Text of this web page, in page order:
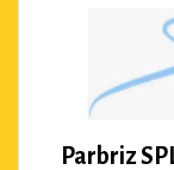
Parbriz